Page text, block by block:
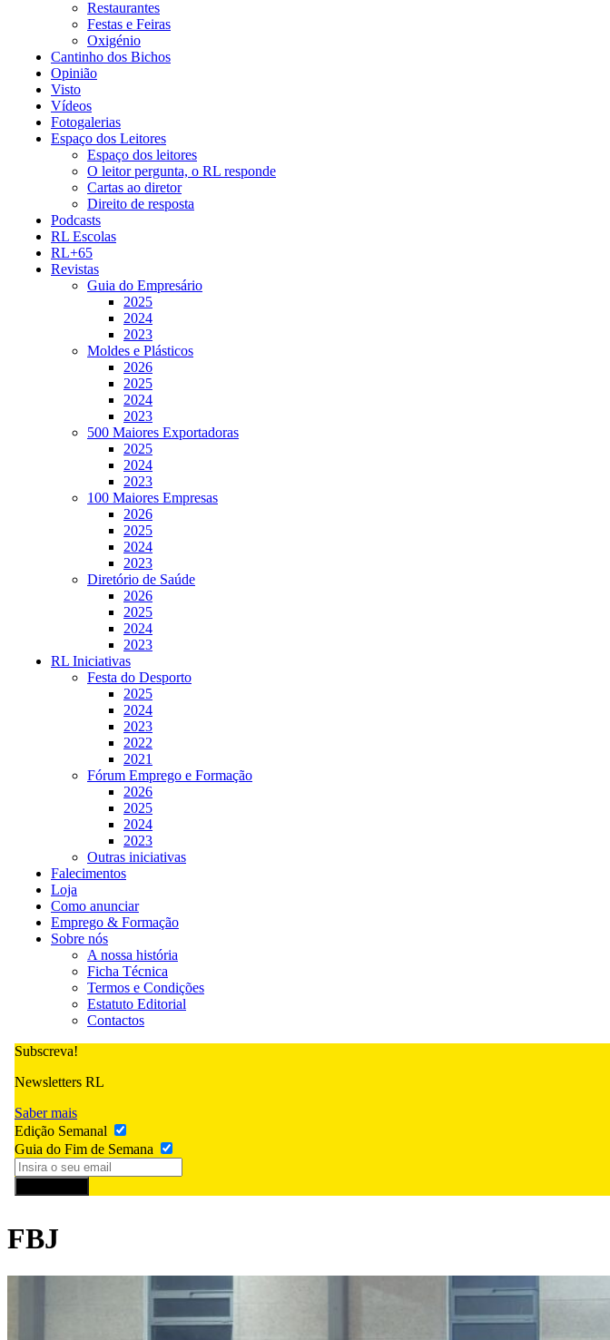
Restaurantes
Festas e Feiras
Oxigénio
Cantinho dos Bichos
Opinião
Visto
Vídeos
Fotogalerias
Espaço dos Leitores
Espaço dos leitores
O leitor pergunta, o RL responde
Cartas ao diretor
Direito de resposta
Podcasts
RL Escolas
RL+65
Revistas
Guia do Empresário
2025
2024
2023
Moldes e Plásticos
2026
2025
2024
2023
500 Maiores Exportadoras
2025
2024
2023
100 Maiores Empresas
2026
2025
2024
2023
Diretório de Saúde
2026
2025
2024
2023
RL Iniciativas
Festa do Desporto
2025
2024
2023
2022
2021
Fórum Emprego e Formação
2026
2025
2024
2023
Outras iniciativas
Falecimentos
Loja
Como anunciar
Emprego & Formação
Sobre nós
A nossa história
Ficha Técnica
Termos e Condições
Estatuto Editorial
Contactos
Subscreva!
Newsletters RL
Saber mais
Edição Semanal
Guia do Fim de Semana
FBJ